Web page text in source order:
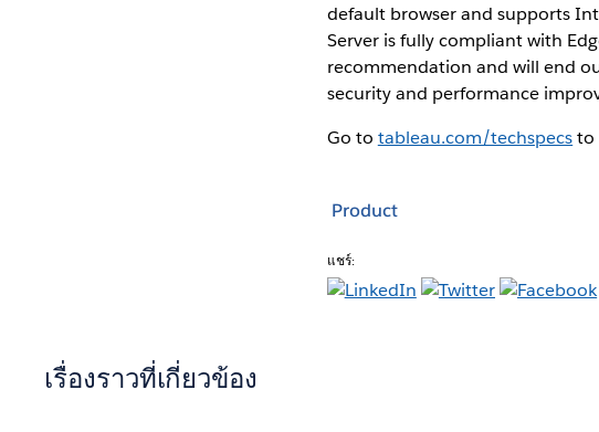
default browser and supports
Server is fully compliant with
recommendation and will end
security and performance
Go to tableau.com/techspecsto
Product
แชร์:
เรื่องราวที่เกี่ยวข้อง